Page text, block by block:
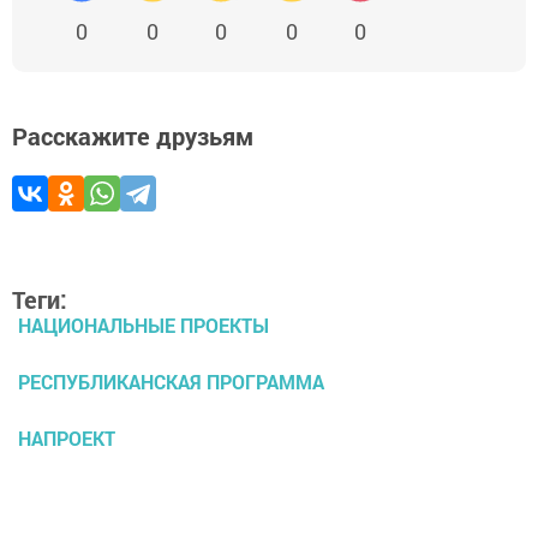
0 0 0 0 0
Расскажите друзьям
Теги:
НАЦИОНАЛЬНЫЕ ПРОЕКТЫ
РЕСПУБЛИКАНСКАЯ ПРОГРАММА
НАПРОЕКТ